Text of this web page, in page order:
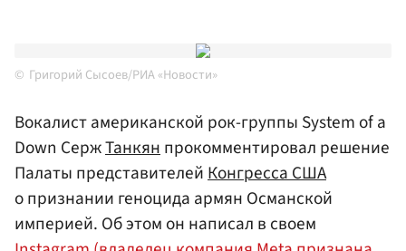
Григорий Сысоев/РИА «Новости»
Вокалист американской рок-группы System of a
Down СержТанкянпрокомментировал решение
Палаты представителейКонгресса США
о признании геноцида армян Османской
империей. Об этом он написал в своем